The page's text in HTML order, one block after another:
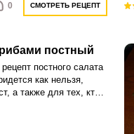
0 СМОТРЕТЬ РЕЦЕПТ
постный
постного салата
как нельзя,
а также для тех, кто